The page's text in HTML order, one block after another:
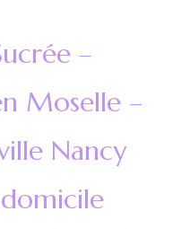
–
Moselle –
Nancy